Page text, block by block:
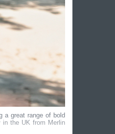
a great range of bold
in the UK from Merlin